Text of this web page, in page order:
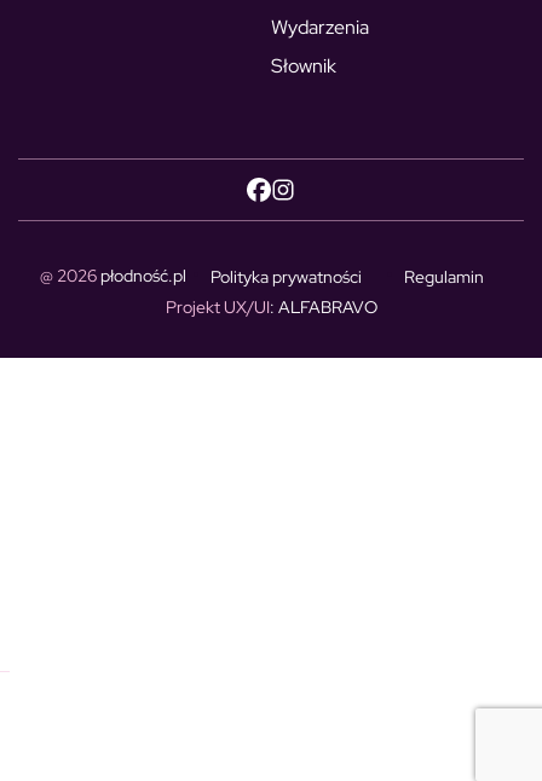
Wydarzenia
Słownik
@ 2026płodność.pl Polityka prywatności
Regulamin
Projekt UX/UI: ALFABRAVO